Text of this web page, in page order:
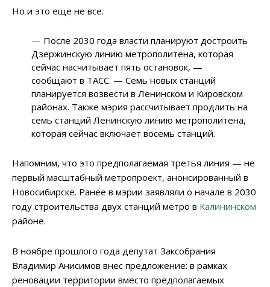
Но и это еще не все.
— После 2030 года власти планируют достроить
Дзержинскую линию метрополитена, которая
сейчас насчитывает пять остановок, —
сообщают в ТАСС. — Семь новых станций
планируется возвести в Ленинском и Кировском
районах. Также мэрия рассчитывает продлить на
семь станций Ленинскую линию метрополитена,
которая сейчас включает восемь станций.
Напомним, что это предполагаемая третья линия — не
первый масштабный метропроект, анонсированный в
Новосибирске. Ранее в мэрии заявляли о начале в 2030
году строительства двух станций метро в Калининском
районе.
В ноябре прошлого года депутат Заксобрания
Владимир Анисимов внес предложение: в рамках
реновации территории вместо предполагаемых